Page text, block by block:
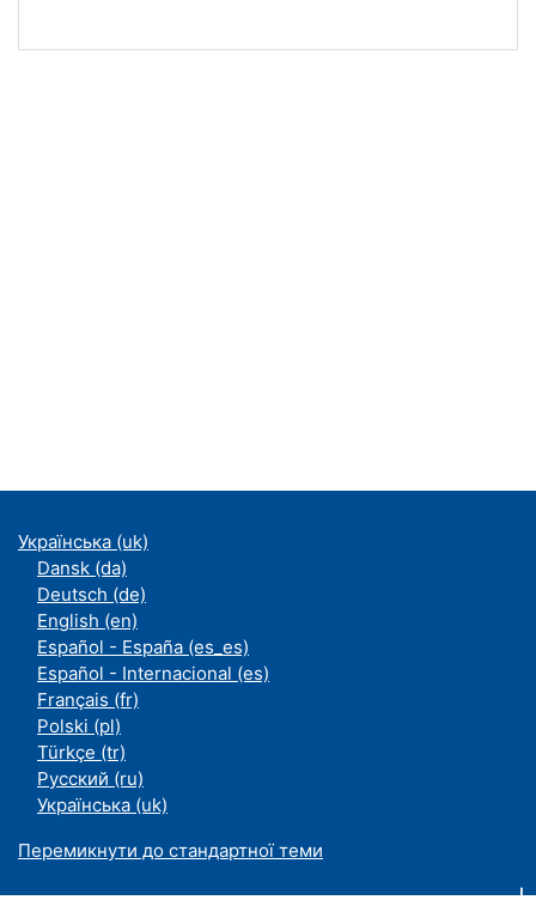
Українська ‎(uk)‎
Dansk ‎(da)‎
Deutsch ‎(de)‎
English ‎(en)‎
Español - España ‎(es_es)‎
Español - Internacional ‎(es)‎
Français ‎(fr)‎
Polski ‎(pl)‎
Türkçe ‎(tr)‎
Русский ‎(ru)‎
Українська ‎(uk)‎
Перемикнути до стандартної теми